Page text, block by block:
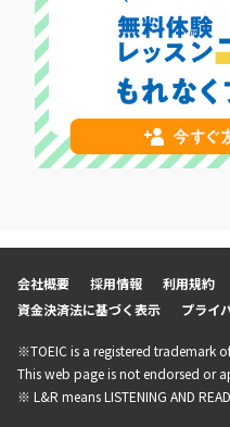
会社概要 採用情報 利用規約
資金決済法に基づく表示
プライ
※TOEIC is a registered trademark
This web page is not endorsed or
※ L&R means LISTENING AND